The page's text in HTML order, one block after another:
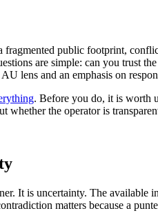
public footprint,
are simple: can you trust
lens and an emphasis on
. Before you do, it is worth
whether the operator is
It is uncertainty. The available
matters because a